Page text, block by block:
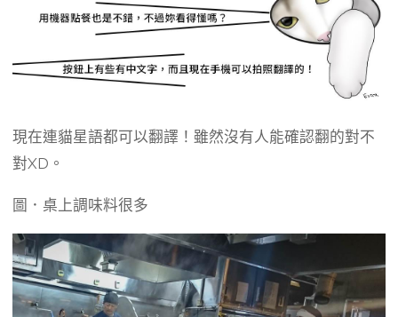
現在連貓星語都可以翻譯！雖然沒有人能確認翻的對不
對XD。
圖．桌上調味料很多